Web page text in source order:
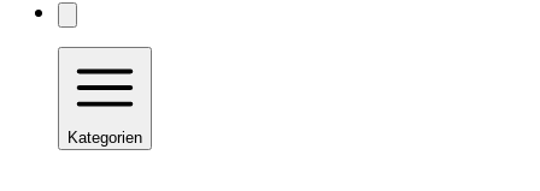
Kategorien